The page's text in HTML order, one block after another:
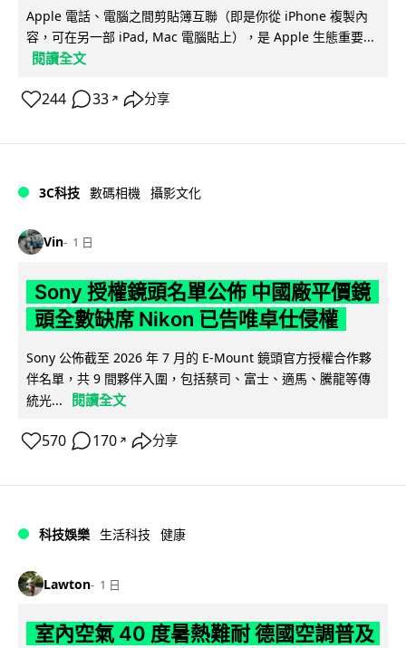
Apple 電話、電腦之間剪貼簿互聯（即是你從 iPhone 複製內
容，可在另一部 iPad, Mac 電腦貼上），是 Apple 生態重要...
閱讀全文
244 33 ↗ 分享
3C科技 數碼相機 攝影文化
Vin 1 日
Sony 授權鏡頭名單公佈 中國廠平價鏡
頭全數缺席 Nikon 已告唯卓仕侵權
Sony 公佈截至 2026 年 7 月的 E-Mount 鏡頭官方授權合作夥
伴名單，共 9 間夥伴入圍，包括蔡司、富士、適馬、騰龍等傳
統光...
閱讀全文
570 170 ↗ 分享
科技娛樂 生活科技 健康
Lawton 1 日
室內空氣 40 度暑熱難耐 德國空調普及